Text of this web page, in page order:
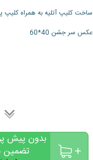
ساخت کلیپ آتلیه به همراه
عکس سر جشن 40*60
بدون پیش
تضمین